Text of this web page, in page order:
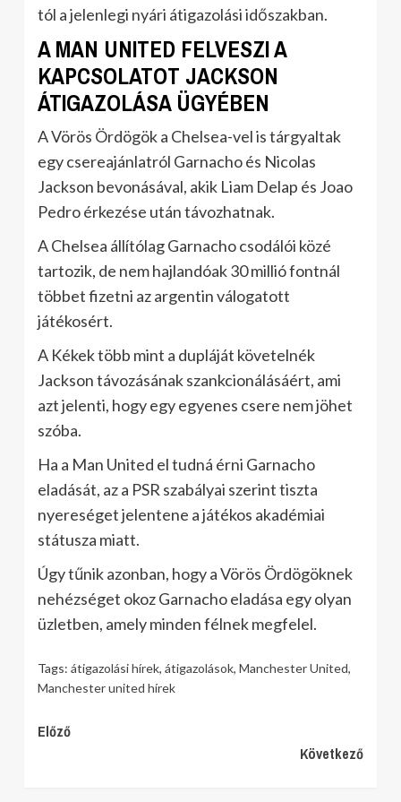
tól a jelenlegi nyári átigazolási időszakban.
A MAN UNITED FELVESZI A
KAPCSOLATOT JACKSON
ÁTIGAZOLÁSA ÜGYÉBEN
A Vörös Ördögök a Chelsea-vel is tárgyaltak
egy csereajánlatról Garnacho és Nicolas
Jackson bevonásával, akik Liam Delap és Joao
Pedro érkezése után távozhatnak.
A Chelsea állítólag Garnacho csodálói közé
tartozik, de nem hajlandóak 30 millió fontnál
többet fizetni az argentin válogatott
játékosért.
A Kékek több mint a dupláját követelnék
Jackson távozásának szankcionálásáért, ami
azt jelenti, hogy egy egyenes csere nem jöhet
szóba.
Ha a Man United el tudná érni Garnacho
eladását, az a PSR szabályai szerint tiszta
nyereséget jelentene a játékos akadémiai
státusza miatt.
Úgy tűnik azonban, hogy a Vörös Ördögöknek
nehézséget okoz Garnacho eladása egy olyan
üzletben, amely minden félnek megfelel.
Tags: átigazolási hírek, átigazolások, Manchester United,
Manchester united hírek
Continue
Előző
Következő